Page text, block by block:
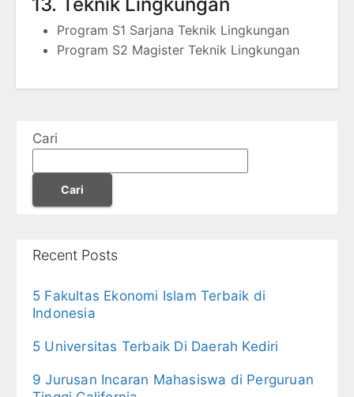
Program S1 Sarjana Teknik Lingkungan
Program S2 Magister Teknik Lingkungan
Cari
Cari
Recent Posts
5 Fakultas Ekonomi Islam Terbaik di
Indonesia
5 Universitas Terbaik Di Daerah Kediri
9 Jurusan Incaran Mahasiswa di Perguruan